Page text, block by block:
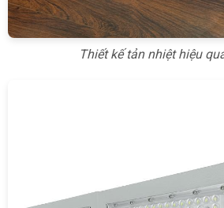
Thiết kế tản nhiệt hiệu